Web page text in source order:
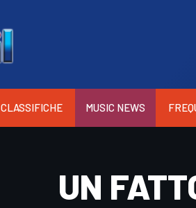
CLASSIFICHE MUSIC NEWS
UN